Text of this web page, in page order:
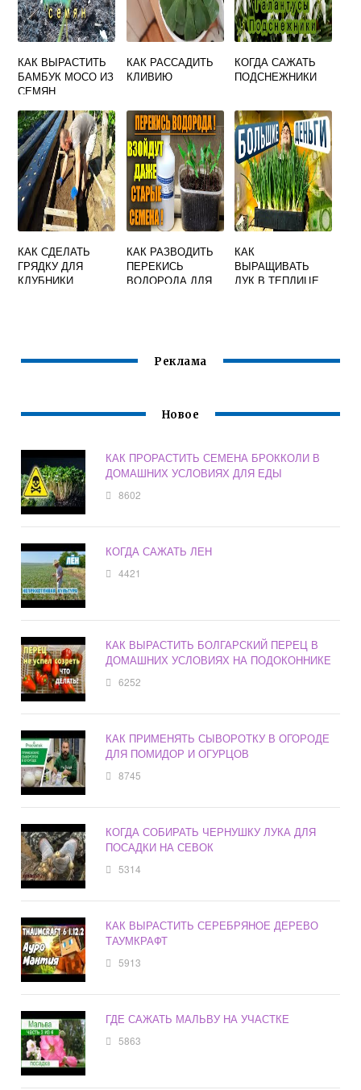
КАК ВЫРАСТИТЬ
БАМБУК МОСО ИЗ
СЕМЯН
КАК РАССАДИТЬ
КЛИВИЮ
КОГДА САЖАТЬ
ПОДСНЕЖНИКИ
КАК СДЕЛАТЬ
ГРЯДКУ ДЛЯ
КЛУБНИКИ
КАК РАЗВОДИТЬ
ПЕРЕКИСЬ
ВОДОРОДА ДЛЯ
КАК
ВЫРАЩИВАТЬ
ЛУК В ТЕПЛИЦЕ
Реклама
Новое
КАК ПРОРАСТИТЬ СЕМЕНА БРОККОЛИ В
ДОМАШНИХ УСЛОВИЯХ ДЛЯ ЕДЫ
8602
КОГДА САЖАТЬ ЛЕН
4421
КАК ВЫРАСТИТЬ БОЛГАРСКИЙ ПЕРЕЦ В
ДОМАШНИХ УСЛОВИЯХ НА ПОДОКОННИКЕ
6252
КАК ПРИМЕНЯТЬ СЫВОРОТКУ В ОГОРОДЕ
ДЛЯ ПОМИДОР И ОГУРЦОВ
8745
КОГДА СОБИРАТЬ ЧЕРНУШКУ ЛУКА ДЛЯ
ПОСАДКИ НА СЕВОК
5314
КАК ВЫРАСТИТЬ СЕРЕБРЯНОЕ ДЕРЕВО
ТАУМКРАФТ
5913
ГДЕ САЖАТЬ МАЛЬВУ НА УЧАСТКЕ
5863